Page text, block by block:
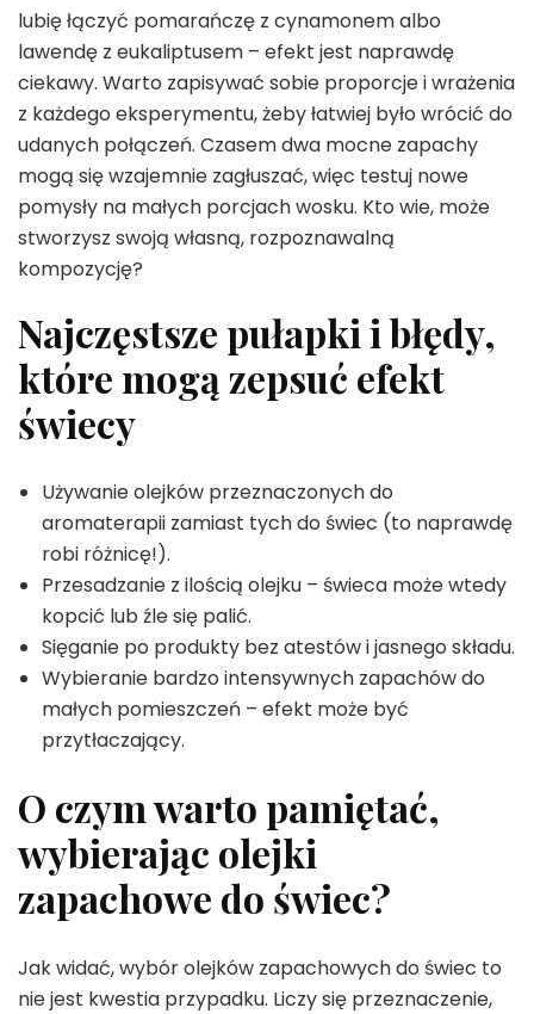
lubię łączyć pomarańczę z cynamonem albo
lawendę z eukaliptusem – efekt jest naprawdę
ciekawy. Warto zapisywać sobie proporcje i wrażenia
z każdego eksperymentu, żeby łatwiej było wrócić do
udanych połączeń. Czasem dwa mocne zapachy
mogą się wzajemnie zagłuszać, więc testuj nowe
pomysły na małych porcjach wosku. Kto wie, może
stworzysz swoją własną, rozpoznawalną
kompozycję?
Najczęstsze pułapki i błędy,
które mogą zepsuć efekt
świecy
Używanie olejków przeznaczonych do
aromaterapii zamiast tych do świec (to naprawdę
robi różnicę!).
Przesadzanie z ilością olejku – świeca może wtedy
kopcić lub źle się palić.
Sięganie po produkty bez atestów i jasnego składu.
Wybieranie bardzo intensywnych zapachów do
małych pomieszczeń – efekt może być
przytłaczający.
O czym warto pamiętać,
wybierając olejki
zapachowe do świec?
Jak widać, wybór olejków zapachowych do świec to
nie jest kwestia przypadku. Liczy się przeznaczenie,